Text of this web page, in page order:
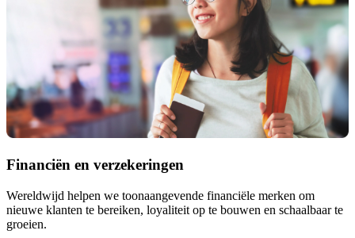
Financiën en verzekeringen
Wereldwijd helpen we toonaangevende financiële merken om
nieuwe klanten te bereiken, loyaliteit op te bouwen en schaalbaar te
groeien.